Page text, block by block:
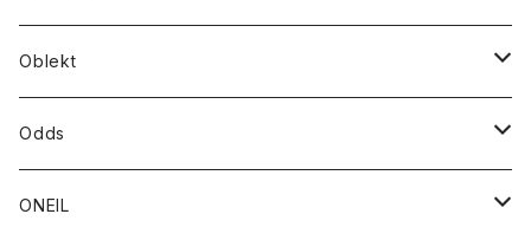
靴
ジャケット
シャツ
ボトム
ショートパンツ
パンツ
レディース
シャツ
ブレスレット
靴
ストール/マフラー
トップス
シャツ
シャツジャケット
ボトム
ショートパンツ
カットソー
スエット
ボトム
Oblekt
ボトム
ショートパンツ
レディース
Odds
帽子
ONEIL